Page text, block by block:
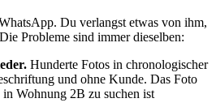
Du verlangst etwas von ihm,
Probleme sind immer dieselben:
Hunderte Fotos in chronologischer
und ohne Kunde. Das Foto
Wohnung 2B zu suchen ist